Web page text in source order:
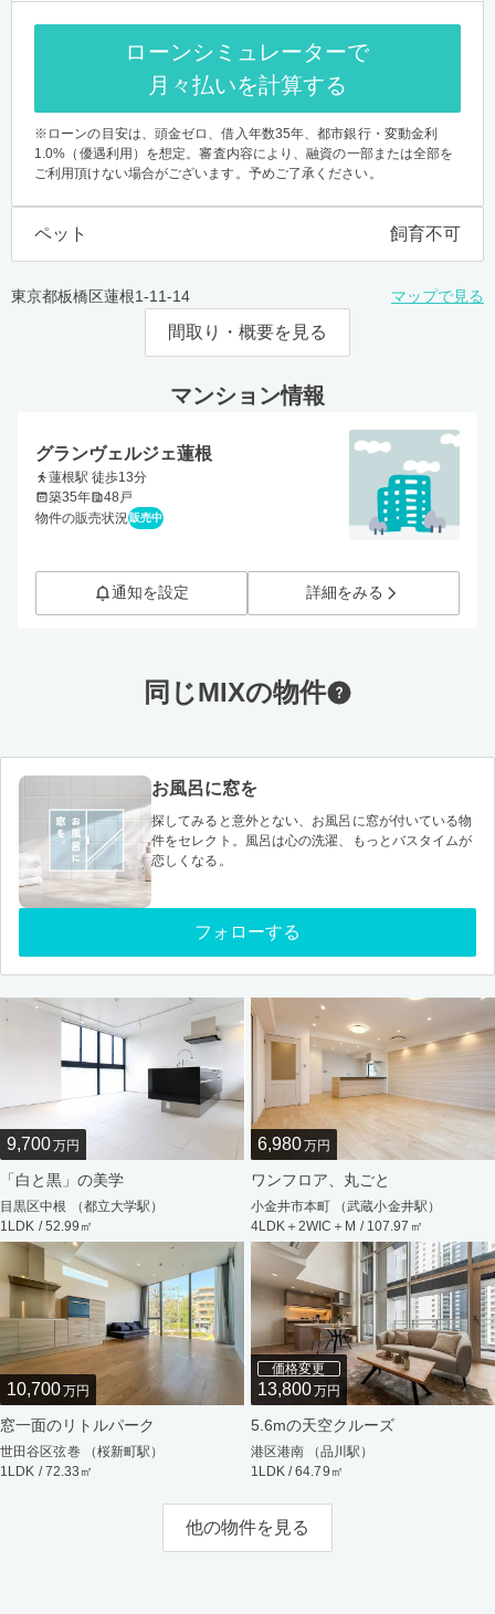
ローンシミュレーターで
月々払いを計算する
※ローンの目安は、頭金ゼロ、借入年数35年、都市銀行・変動金利
1.0%（優遇利用）を想定。審査内容により、融資の一部または全部を
ご利用頂けない場合がございます。予めご了承ください。
ペット 飼育不可
東京都板橋区蓮根1-11-14 マップで見る
間取り・概要を見る
マンション情報
グランヴェルジェ蓮根
蓮根駅 徒歩13分
築35年
48戸
物件の販売状況 販売中
通知を設定 詳細をみる
同じMIXの物件
お風呂に窓を
探してみると意外とない、お風呂に窓が付いている物
件をセレクト。風呂は心の洗濯、もっとバスタイムが
恋しくなる。
フォローする
9,700万円
「白と黒」の美学
目黒区中根 （都立大学駅）
1LDK / 52.99㎡
6,980万円
ワンフロア、丸ごと
小金井市本町 （武蔵小金井駅）
4LDK＋2WIC＋M / 107.97㎡
10,700万円
窓一面のリトルパーク
世田谷区弦巻 （桜新町駅）
1LDK / 72.33㎡
価格変更
13,800万円
5.6mの天空クルーズ
港区港南 （品川駅）
1LDK / 64.79㎡
他の物件を見る